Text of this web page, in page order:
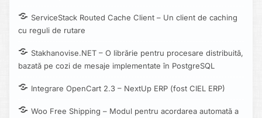
ServiceStack Routed Cache Client – Un client de caching
cu reguli de rutare
Stakhanovise.NET – O librărie pentru procesare distribuită,
bazată pe cozi de mesaje implementate în PostgreSQL
Integrare OpenCart 2.3 – NextUp ERP (fost CIEL ERP)
Woo Free Shipping – Modul pentru acordarea automată a